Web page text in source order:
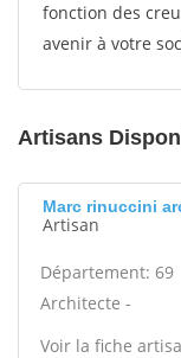
fonction des
avenir à votre
Artisans
Marc rinuccini
Artisan
Département: 69
Architecte -
Voir la fiche